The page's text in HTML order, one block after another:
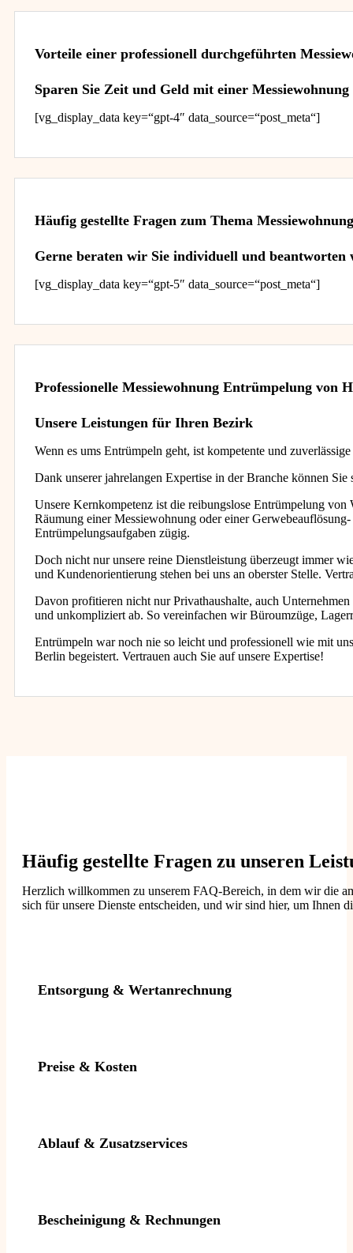
Vorteile einer professionell durchgeführten
Sparen Sie Zeit und Geld mit einer
[vg_display_data key=“gpt-4″ data_source=“post_meta“]
Häufig gestellte Fragen zum Thema
Gerne beraten wir Sie individuell und
[vg_display_data key=“gpt-5″ data_source=“post_meta“]
Professionelle Messiewohnung Entrümpelung von
Unsere Leistungen für Ihren Bezirk
Wenn es ums Entrümpeln geht, ist kompetente und
Dank unserer jahrelangen Expertise in der Branche können
Unsere Kernkompetenz ist die reibungslose Entrümpelung
Räumung einer Messiewohnung oder einer
Entrümpelungsaufgaben zügig.
Doch nicht nur unsere reine Dienstleistung überzeugt immer
und Kundenorientierung stehen bei uns an oberster Stelle.
Davon profitieren nicht nur Privathaushalte, auch
und unkompliziert ab. So vereinfachen wir Büroumzüge,
Entrümpeln war noch nie so leicht und professionell wie mit
Berlin begeistert. Vertrauen auch Sie auf unsere Expertise!
Häufig gestellte Fragen zu unseren
Herzlich willkommen zu unserem FAQ-Bereich, in dem wir die
sich für unsere Dienste entscheiden, und wir sind hier, um Ihnen
Entsorgung & Wertanrechnung
Preise & Kosten
Ablauf & Zusatzservices
Bescheinigung & Rechnungen